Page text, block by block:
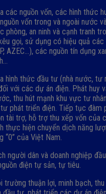
các nguồn vốn, các hình thức
vốn trong và ngoài nước
phòng, an ninh và cạnh tranh
gọi, sử dụng có hiệu quả
AZEC…), các nguồn tín dụng
hình thức đầu tư (nhà nước, tư
với các dự án điện. Phát huy
thu hút mạnh khu vực tư
phát triển điện. Tiếp tục đàm
tài trợ, hỗ trợ thu xếp vốn của
thực hiện chuyển dịch năng
“0” của Việt Nam.
người dân và doanh nghiệp
điện tự sản, tự tiêu.
trường thuận lợi, minh bạch,